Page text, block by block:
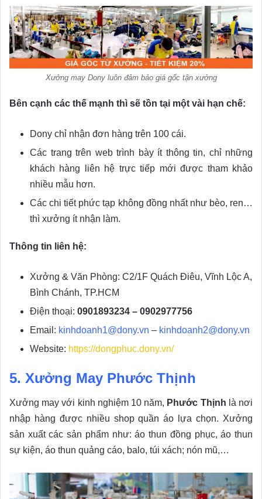
Xưởng may Dony luôn đảm bảo giá gốc tận xưởng
Bên cạnh các thế mạnh thì sẽ tồn tại một vài hạn chế:
Dony chỉ nhận đơn hàng trên 100 cái.
Các trang trên web trình bày ít thông tin, chỉ những
khách hàng liên hệ trực tiếp mới được tham khảo
nhiều mẫu hơn.
Các chi tiết phức tạp không đồng nhất như bèo, ren…
thì xưởng ít nhận làm.
Thông tin liên hệ:
Xưởng & Văn Phòng: C2/1F Quách Điêu, Vĩnh Lộc A,
Bình Chánh, TP.HCM
Điện thoại: 0901893234 – 0902977756
Email: kinhdoanh1@dony.vn – kinhdoanh2@dony.vn
Website: https://dongphuc.dony.vn/
5. Xưởng May Phước Thịnh
Xưởng may với kinh nghiệm 10 năm, Phước Thịnh là nơi
nhập hàng được nhiều shop quần áo lựa chọn. Xưởng
sản xuất các sản phẩm như: áo thun đồng phục, áo thun
sự kiện, áo thun quảng cáo, balo, túi xách; nón mũ,…